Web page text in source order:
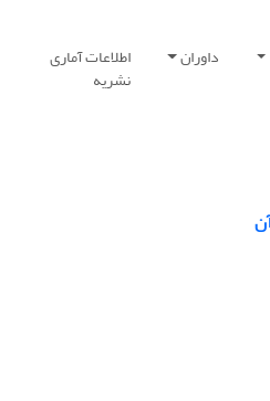
داوران اطلاعات آماری
نشریه